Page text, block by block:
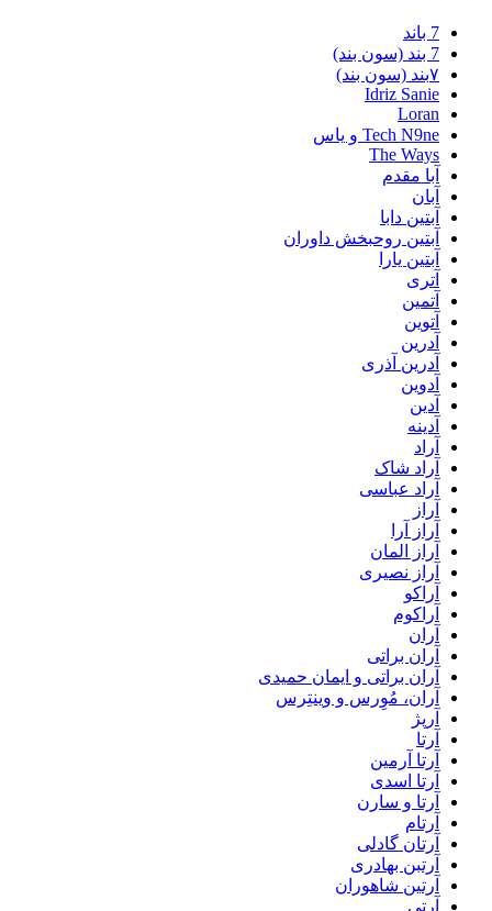
7 باند
7 بند (سون بند)
۷بند (سون بند)
Idriz Sanie
Loran
Tech N9ne و یاس
The Ways
آبا مقدم
آبان
آبتین دابا
آبتین روحبخش داوران
آبتین یارا
آتری
آتمین
آتوین
آدرین
آدرین آذری
آدوین
آدین
آدینه
آراد
آراد شاک
آراد عباسی
آراز
آراز آرا
آراز المان
آراز نصیری
آراکو
آراکوم
آران
آران براتی
آران براتی و ایمان حمیدی
آران، مُوِرس و وینتِرس
آرپژ
آرتا
آرتا آرمین
آرتا اسدی
آرتا و سارن
آرتام
آرتان گادلی
آرتبن بهادری
آرتين شاهوران
آرتی